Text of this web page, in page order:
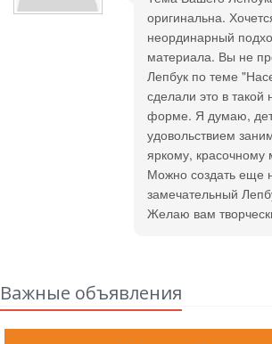
оригинальна.
неординарный
материала. Вы не
Лепбук по теме
сделали это в такой
форме. Я думаю,
удовольствием
яркому, красочному
Можно создать еще
замечательный
Желаю вам
Важные объявления